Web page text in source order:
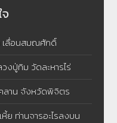
ลื่อนสมณศักดิ์
ปู่ทิม วัดละหารไร่
ลาน จังหวัดพิจิตร
ย ท่านจารอะไรลงบน